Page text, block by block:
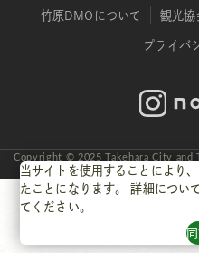
当サイトを使用することにより
たことになります。 詳細について
てください。
竹原DMOについて 観光協
プライバ
note
Copyright © 2025 Takehara City and